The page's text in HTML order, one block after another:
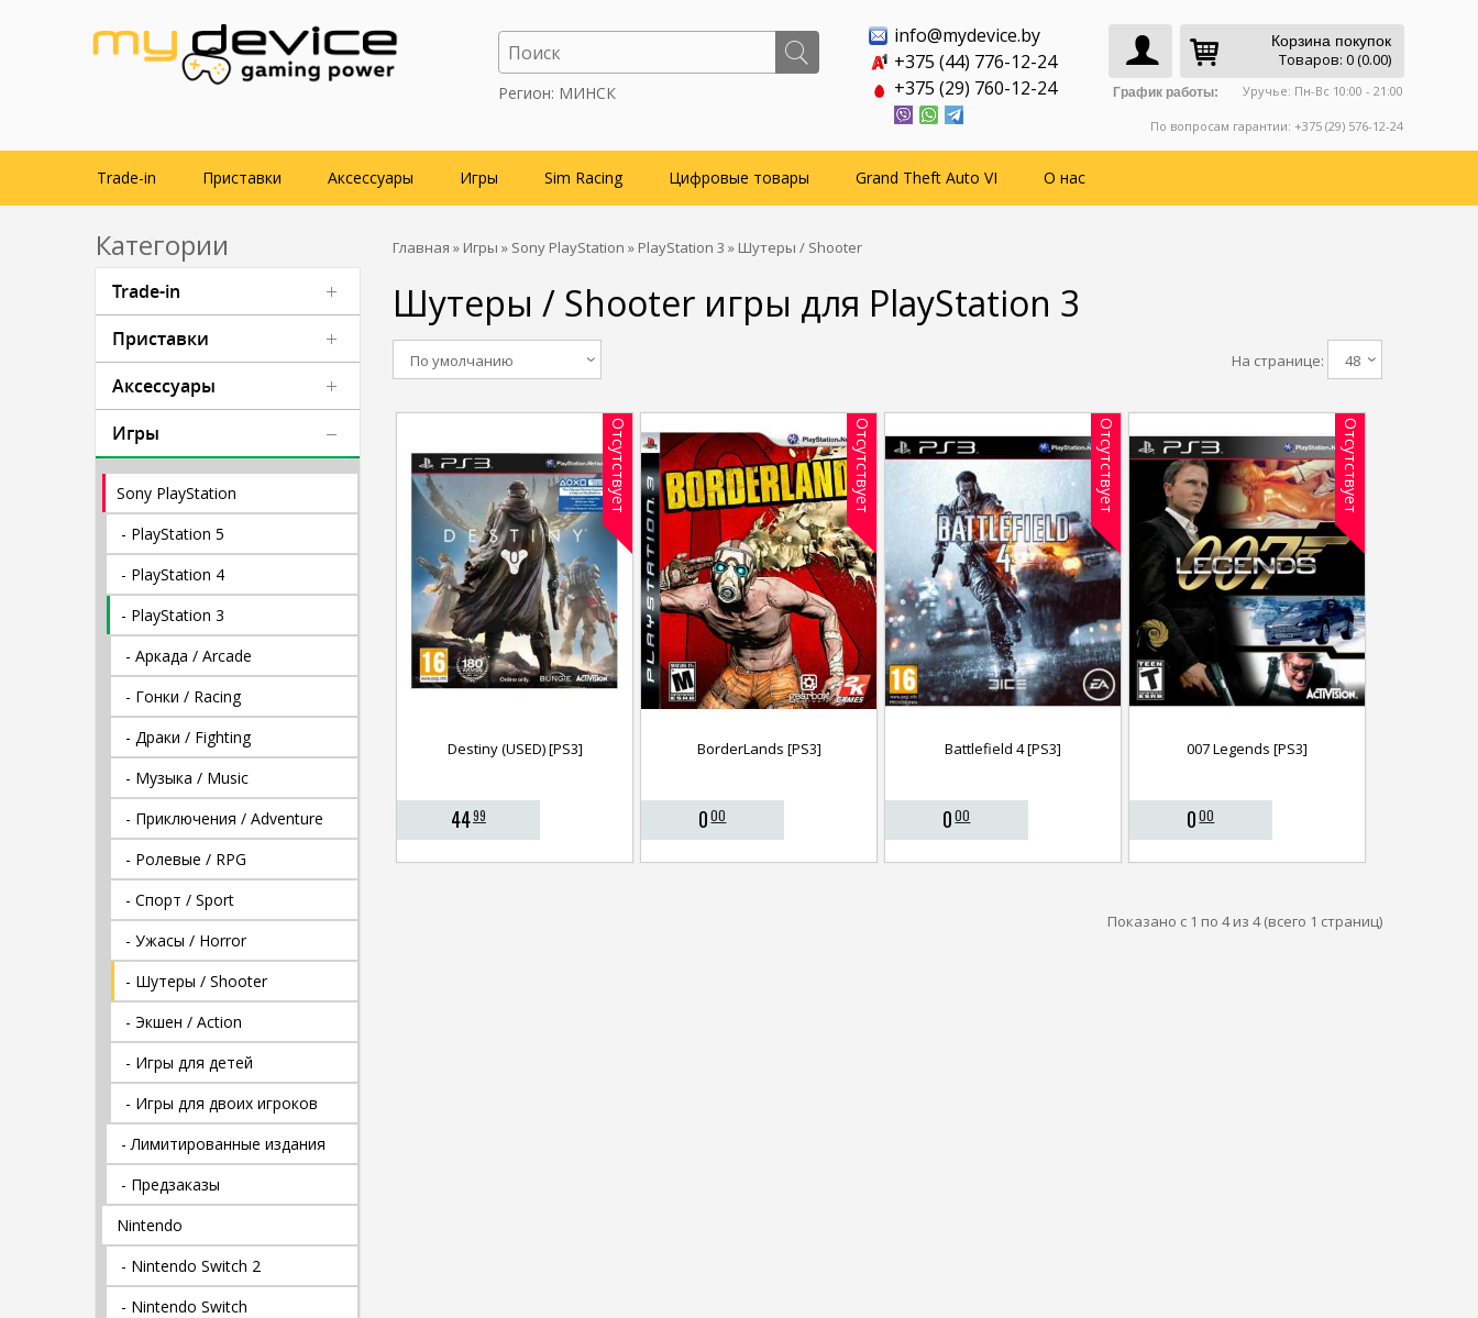
Регион: МИНСК
Корзина покупок
Товаров: 0 (0.00)
График работы: Уручье: Пн-Вс 10:00 - 21:00
По вопросам гарантии: +375 (29) 576-12-24
info@mydevice.by
+375 (44) 776-12-24
+375 (29) 760-12-24
Trade-in Приставки Аксессуары Игры Sim Racing Цифровые товары Grand Theft Auto VI О нас
Категории
Trade-in
Приставки
Аксессуары
Игры
Sony PlayStation
- PlayStation 5
- PlayStation 4
- PlayStation 3
- Аркада / Arcade
- Гонки / Racing
- Драки / Fighting
- Музыка / Music
- Приключения / Adventure
- Ролевые / RPG
- Спорт / Sport
- Ужасы / Horror
- Шутеры / Shooter
- Экшен / Action
- Игры для детей
- Игры для двоих игроков
- Лимитированные издания
- Предзаказы
Nintendo
- Nintendo Switch 2
- Nintendo Switch
Главная » Игры » Sony PlayStation » PlayStation 3 » Шутеры / Shooter
Шутеры / Shooter игры для PlayStation 3
На странице: 48
По умолчанию
Отсутствует
Destiny (USED) [PS3]
4499
Отсутствует
BorderLands [PS3]
0 00
Отсутствует
Battlefield 4 [PS3]
0 00
Отсутствует
007 Legends [PS3]
0 00
Показано с 1 по 4 из 4 (всего 1 страниц)